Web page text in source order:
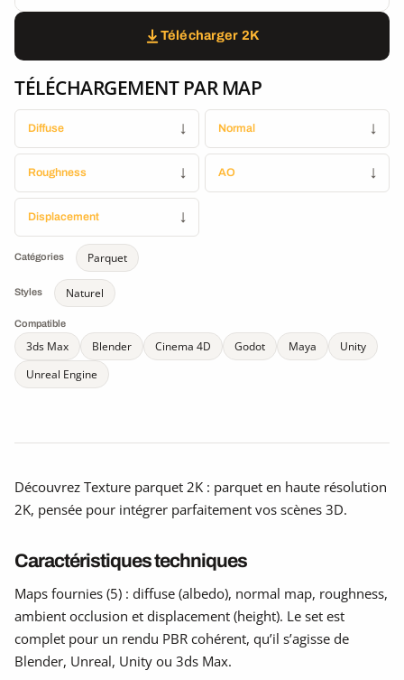
Télécharger 2K
TÉLÉCHARGEMENT PAR MAP
Diffuse ↓ Normal ↓
Roughness ↓ AO ↓
Displacement ↓
Catégories Parquet
Styles Naturel
Compatible
3ds Max Blender Cinema 4D Godot Maya
Unity
Unreal Engine
Découvrez Texture parquet 2K : parquet en haute résolution
2K, pensée pour intégrer parfaitement vos scènes 3D.
Caractéristiques techniques
Maps fournies (5) : diffuse (albedo), normal map, roughness,
ambient occlusion et displacement (height). Le set est
complet pour un rendu PBR cohérent, qu’il s’agisse de
Blender, Unreal, Unity ou 3ds Max.